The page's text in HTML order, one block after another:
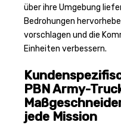
über ihre Umgebung
Bedrohungen
vorschlagen und die
Einheiten verbessern.
PBN Army-
jede Mission